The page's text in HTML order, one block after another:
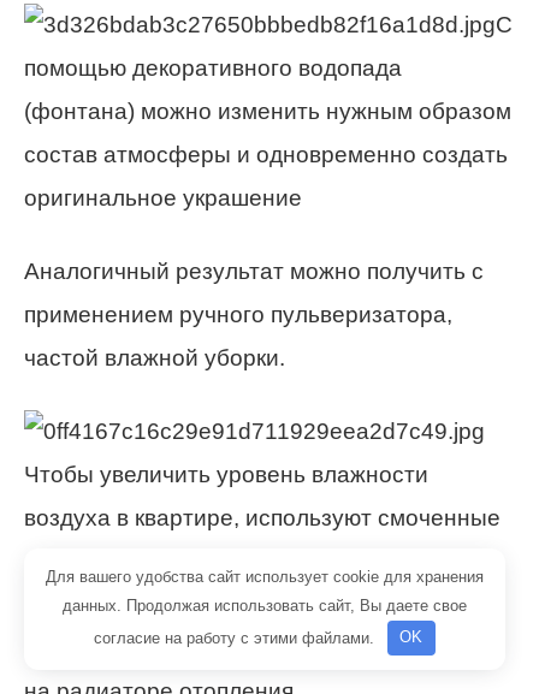
С
помощью декоративного водопада
(фонтана) можно изменить нужным образом
состав атмосферы и одновременно создать
оригинальное украшение
Аналогичный результат можно получить с
применением ручного пульверизатора,
частой влажной уборки.
Чтобы увеличить уровень влажности
воздуха в квартире, используют смоченные
дозаторами жидкости, фабричные
специализированные изделия для монтажа
Для вашего удобства сайт использует cookie для хранения
данных. Продолжая использовать сайт, Вы даете свое
согласие на работу с этими файлами.
OK